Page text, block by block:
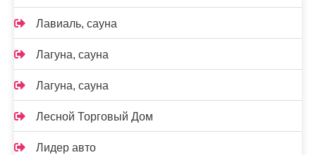
Лавиаль, сауна
Лагуна, сауна
Лагуна, сауна
Лесной Торговый Дом
Лидер авто